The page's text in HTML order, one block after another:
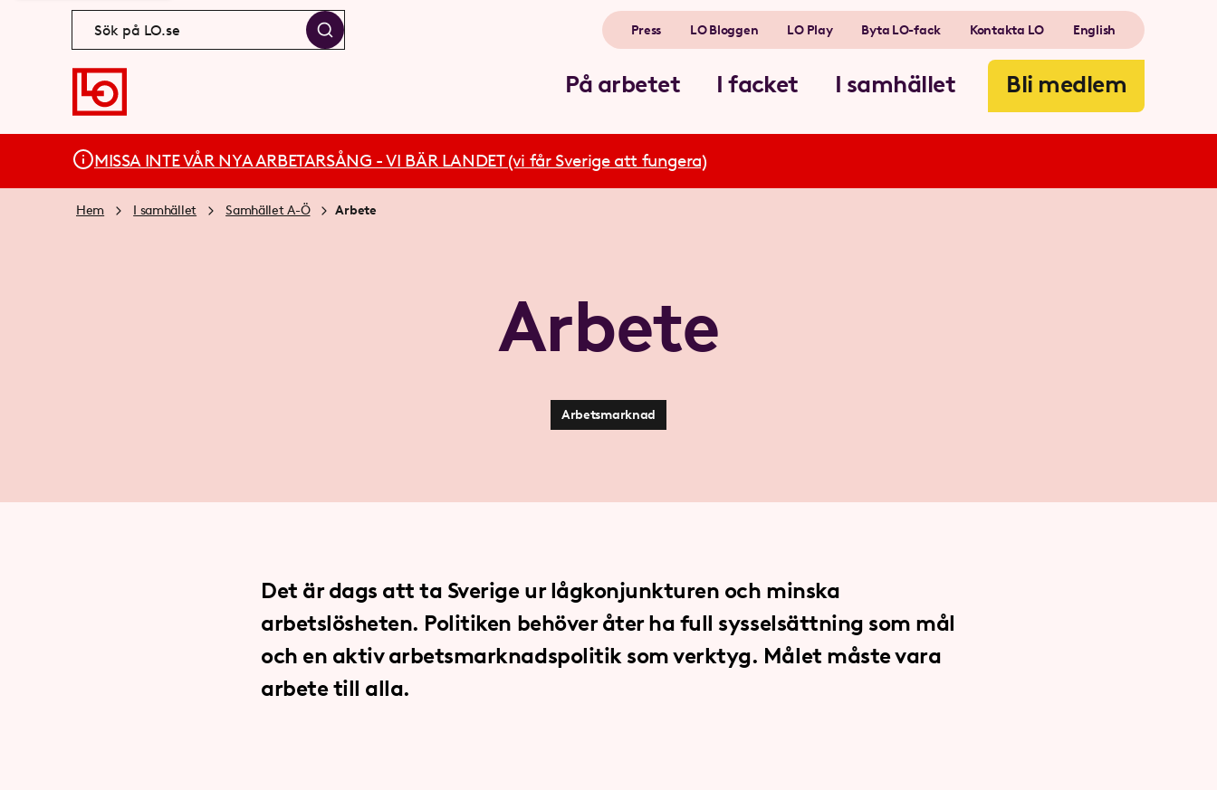
På arbetet I facket I samhället Bli medlem
Press LO Bloggen LO Play Byta LO-fack Kontakta LO English
MISSA INTE VÅR NYA ARBETARSÅNG - VI BÄR LANDET (vi får Sverige att fungera)
Hem I samhället Samhället A-Ö Arbete
Arbete
Arbetsmarknad
Det är dags att ta Sverige ur lågkonjunkturen och minska
arbetslösheten. Politiken behöver åter ha full sysselsättning som mål
och en aktiv arbetsmarknadspolitik som verktyg. Målet måste vara
arbete till alla.